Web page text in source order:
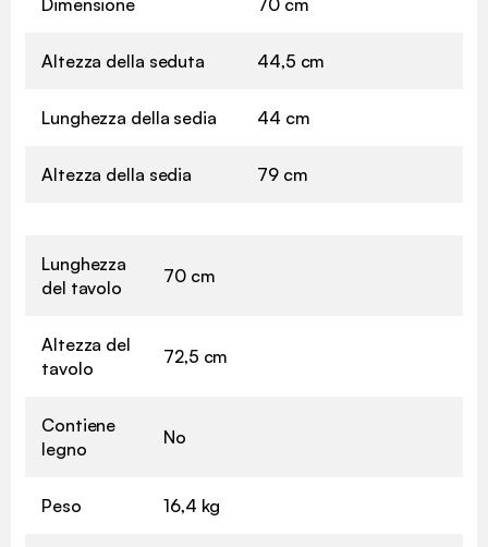
Altezza della seduta 44,5 cm
Lunghezza della sedia 44 cm
Altezza della sedia 79 cm
Lunghezza
del tavolo
70 cm
Altezza del
tavolo
72,5 cm
Contiene
legno
No
Peso 16,4 kg